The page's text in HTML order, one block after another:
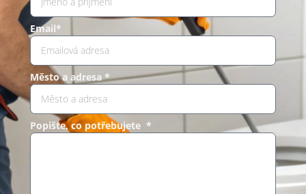
Email*
Město a adresa *
Popište, co potřebujete *